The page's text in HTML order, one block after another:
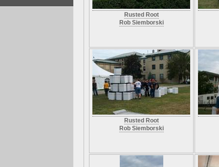
Rusted Root
Rob Siemborski
Rusted Root
Rob Siemborski